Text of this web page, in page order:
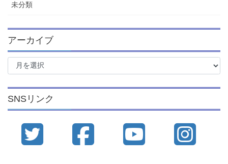
未分類
アーカイブ
ア
イ
ブ
SNSリンク